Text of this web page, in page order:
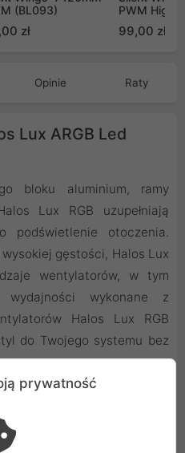
(BL093)
zł
PWM High-
99,00 zł
Opinie Raty
Lux ARGB Led
bloku aluminium, ramy
Lux RGB uzupełniają
podświetlenie otoczenia.
gęstości, Halos Lux
wentylatorów, w tym
wykonane z
Halos Lux RGB
do Twojego systemu bez
dla Twojego
prywatność